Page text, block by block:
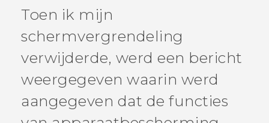
AANBIEDINGEN
HTC Club
SUPPORT
HTC-apparaten & -accessoires
VIVERSE
Aanmelden
Toen ik mijn
schermvergrendeling
verwijderde, werd een bericht
weergegeven waarin werd
aangegeven dat de functies